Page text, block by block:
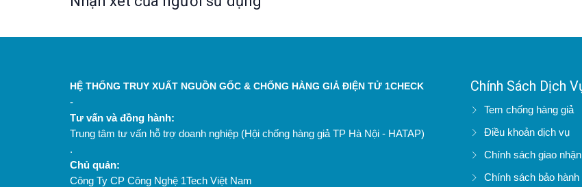
Sản phẩm mỳ Chũ của HTX không chỉ mang giá trị kinh tế mà còn góp phần quảng bá hình ảnh
HỆ THỐNG TRUY XUẤT NGUỒN GỐC & CHỐNG HÀNG GIẢ ĐIỆN TỬ 1CHECK
-
Tư vấn và đồng hành:
Trung tâm tư vấn hỗ trợ doanh nghiệp (Hội chống hàng giả TP Hà Nội - HATAP)
.
Chủ quản:
Công Ty CP Công Nghệ 1Tech Việt Nam
Chính Sách Dịch
Tem chống hàng giả
Điều khoản dịch vụ
Chính sách giao
Chính sách bảo hành